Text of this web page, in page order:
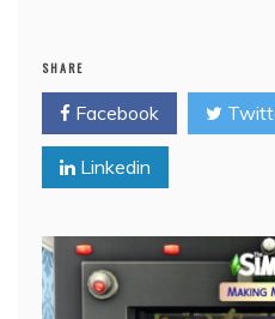
SHARE
Facebook
Linkedin